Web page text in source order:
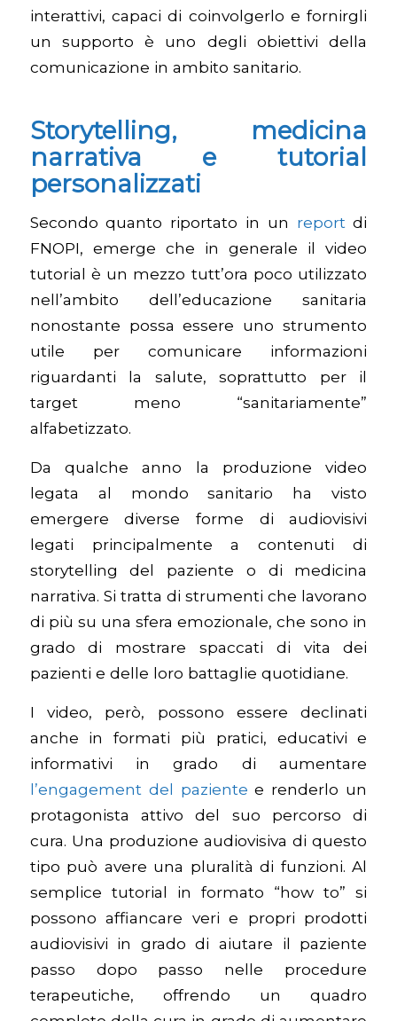
interattivi, capaci di coinvolgerlo e fornirgli
un supporto è uno degli obiettivi della
comunicazione in ambito sanitario.
Storytelling, medicina
narrativa e tutorial
personalizzati
Secondo quanto riportato in un reportdi
FNOPI, emerge che in generale il video
tutorial è un mezzo tutt’ora poco utilizzato
nell’ambito dell’educazione sanitaria
nonostante possa essere uno strumento
utile per comunicare informazioni
riguardanti la salute, soprattutto per il
target meno “sanitariamente”
alfabetizzato.
Da qualche anno la produzione video
legata al mondo sanitario ha visto
emergere diverse forme di audiovisivi
legati principalmente a contenuti di
storytelling del paziente o di medicina
narrativa. Si tratta di strumenti che lavorano
di più su una sfera emozionale, che sono in
grado di mostrare spaccati di vita dei
pazienti e delle loro battaglie quotidiane.
I video, però, possono essere declinati
anche in formati più pratici, educativi e
informativi in grado di aumentare
l’engagement del paziente e renderlo un
protagonista attivo del suo percorso di
cura. Una produzione audiovisiva di questo
tipo può avere una pluralità di funzioni. Al
semplice tutorial in formato “how to” si
possono affiancare veri e propri prodotti
audiovisivi in grado di aiutare il paziente
passo dopo passo nelle procedure
terapeutiche, offrendo un quadro